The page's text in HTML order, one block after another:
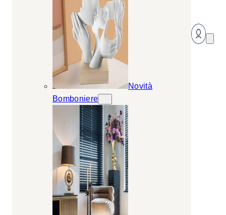
Novità
Bomboniere